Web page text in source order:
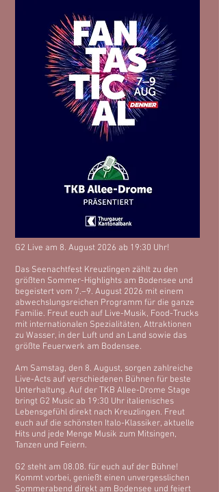
G2 Live am 8. August 2026 ab 19:30 Uhr!
Das Seenachtfest Kreuzlingen zählt zu den
größten Sommer-Highlights am Bodensee und
begeistert vom 7.–9. August 2026 mit einem
abwechslungsreichen Programm für die ganze
Familie. Freut euch auf Live-Musik, Food-Trucks
mit internationalen Spezialitäten, Attraktionen
zu Wasser, in der Luft und an Land sowie das
größte Feuerwerk am Bodensee.
Am Samstag, den 8. August, sorgen zahlreiche
Live-Acts auf verschiedenen Bühnen für beste
Unterhaltung. Auf der TKB Allee-Drome Stage
bringt G2 Music ab 19:30 Uhr italienisches
Lebensgefühl direkt nach Kreuzlingen. Freut
euch auf die schönsten Italo-Klassiker, aktuelle
Hits und jede Menge Musik zum Mitsingen,
Tanzen und Feiern.
G2 steht am 08.08. für euch auf der Bühne!
Kommt vorbei, genießt einen unvergesslichen
Sommerabend direkt am Bodensee und feiert